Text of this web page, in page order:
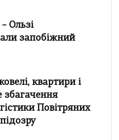
Ользі
запобіжний
квартири і
збагачення
Повітряних